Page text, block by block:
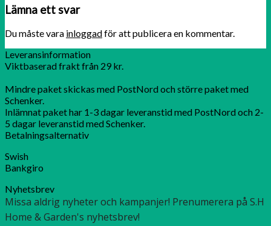
Lämna ett svar
Du måste vara inloggadför att publicera en kommentar.
Leveransinformation
Viktbaserad frakt från 29 kr.
Mindre paket skickas med PostNord och större paket med
Schenker.
Inlämnat paket har 1-3 dagar leveranstid med PostNord och 2-
5 dagar leveranstid med Schenker.
Betalningsalternativ
Swish
Bankgiro
Nyhetsbrev